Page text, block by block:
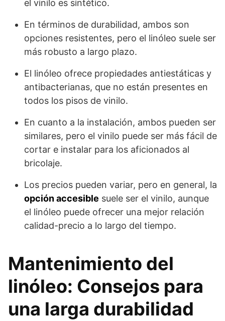
el vinilo es sintético.
En términos de durabilidad, ambos son
opciones resistentes, pero el linóleo suele ser
más robusto a largo plazo.
El linóleo ofrece propiedades antiestáticas y
antibacterianas, que no están presentes en
todos los pisos de vinilo.
En cuanto a la instalación, ambos pueden ser
similares, pero el vinilo puede ser más fácil de
cortar e instalar para los aficionados al
bricolaje.
Los precios pueden variar, pero en general, la
opción accesible suele ser el vinilo, aunque
el linóleo puede ofrecer una mejor relación
calidad-precio a lo largo del tiempo.
Mantenimiento del
linóleo: Consejos para
una larga durabilidad